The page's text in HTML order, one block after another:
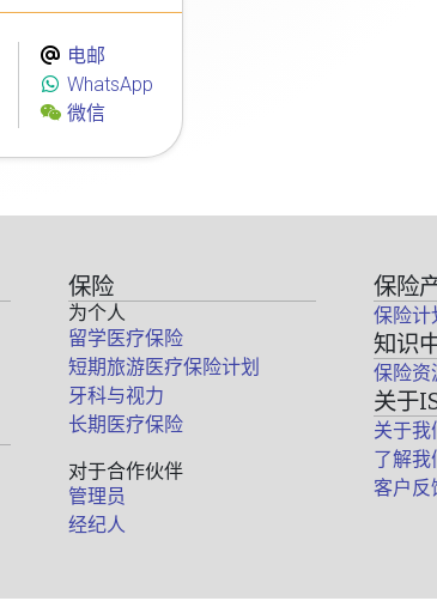
电邮
WhatsApp
微信
保险
为个人
留学医疗保险
短期旅游医疗保险计划
牙科与视力
长期医疗保险
对于合作伙伴
管理员
经纪人
保险
保险计
知识
保险资
关于
关于我
了解我
客户反